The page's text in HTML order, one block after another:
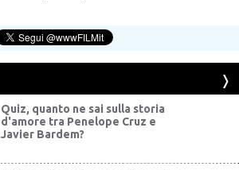
Quiz, quanto ne sai sulla storia
d'amore tra Penelope Cruz e
Javier Bardem?